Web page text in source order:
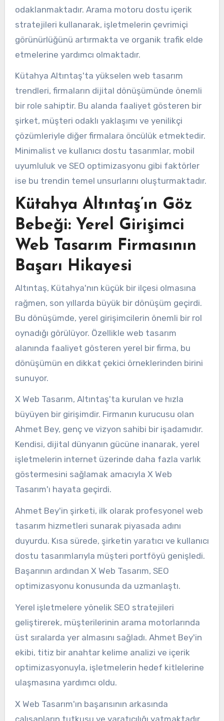
odaklanmaktadır. Arama motoru dostu içerik
stratejileri kullanarak, işletmelerin çevrimiçi
görünürlüğünü artırmakta ve organik trafik elde
etmelerine yardımcı olmaktadır.
Kütahya Altıntaş'ta yükselen web tasarım
trendleri, firmaların dijital dönüşümünde önemli
bir role sahiptir. Bu alanda faaliyet gösteren bir
şirket, müşteri odaklı yaklaşımı ve yenilikçi
çözümleriyle diğer firmalara öncülük etmektedir.
Minimalist ve kullanıcı dostu tasarımlar, mobil
uyumluluk ve SEO optimizasyonu gibi faktörler
ise bu trendin temel unsurlarını oluşturmaktadır.
Kütahya Altıntaş’ın Göz
Bebeği: Yerel Girişimci
Web Tasarım Firmasının
Başarı Hikayesi
Altıntaş, Kütahya'nın küçük bir ilçesi olmasına
rağmen, son yıllarda büyük bir dönüşüm geçirdi.
Bu dönüşümde, yerel girişimcilerin önemli bir rol
oynadığı görülüyor. Özellikle web tasarım
alanında faaliyet gösteren yerel bir firma, bu
dönüşümün en dikkat çekici örneklerinden birini
sunuyor.
X Web Tasarım, Altıntaş'ta kurulan ve hızla
büyüyen bir girişimdir. Firmanın kurucusu olan
Ahmet Bey, genç ve vizyon sahibi bir işadamıdır.
Kendisi, dijital dünyanın gücüne inanarak, yerel
işletmelerin internet üzerinde daha fazla varlık
göstermesini sağlamak amacıyla X Web
Tasarım'ı hayata geçirdi.
Ahmet Bey'in şirketi, ilk olarak profesyonel web
tasarım hizmetleri sunarak piyasada adını
duyurdu. Kısa sürede, şirketin yaratıcı ve kullanıcı
dostu tasarımlarıyla müşteri portföyü genişledi.
Başarının ardından X Web Tasarım, SEO
optimizasyonu konusunda da uzmanlaştı.
Yerel işletmelere yönelik SEO stratejileri
geliştirerek, müşterilerinin arama motorlarında
üst sıralarda yer almasını sağladı. Ahmet Bey'in
ekibi, titiz bir anahtar kelime analizi ve içerik
optimizasyonuyla, işletmelerin hedef kitlelerine
ulaşmasına yardımcı oldu.
X Web Tasarım'ın başarısının arkasında
çalışanların tutkusu ve yaratıcılığı yatmaktadır.